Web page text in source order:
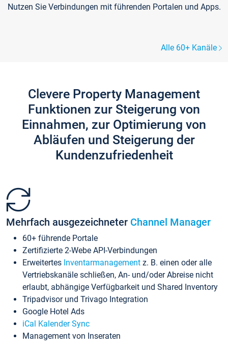
Nutzen Sie Verbindungen mit führenden Portalen und Apps.
Alle 60+ Kanäle
Clevere Property Management
Funktionen zur Steigerung von
Einnahmen, zur Optimierung von
Abläufen und Steigerung der
Kundenzufriedenheit
Mehrfach ausgezeichneter Channel Manager
60+ führende Portale
Zertifizierte 2-Webe API-Verbindungen
Erweitertes Inventarmanagement z. B. einen oder alle
Vertriebskanäle schließen, An- und/oder Abreise nicht
erlaubt, abhängige Verfügbarkeit und Shared Inventory
Tripadvisor und Trivago Integration
Google Hotel Ads
iCal Kalender Sync
Management von Inseraten